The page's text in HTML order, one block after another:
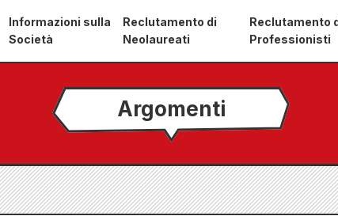
Informazioni sulla
Società
Reclutamento di
Neolaureati
Reclutamento
Professionisti
Argomenti